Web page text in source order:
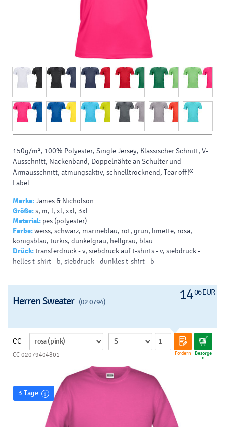
150g/m², 100% Polyester, Single Jersey, Klassischer Schnitt, V-
Ausschnitt, Nackenband, Doppelnähte an Schulter und
Armausschnitt, atmungsaktiv, schnelltrocknend, Tear off!® -
Label
Marke:James & Nicholson
Größe:s, m, l, xl, xxl, 3xl
Material: pes (polyester)
Farbe:weiss, schwarz, marineblau, rot, grün, limette, rosa,
königsblau, türkis, dunkelgrau, hellgrau, blau
Drück:transferdruck - v, siebdruck auf t-shirts - v, siebdruck -
helles t-shirt - b, siebdruck - dunkles t-shirt - b
1406 EUR
Herren Sweater (02.0794)
CC
Fordern Besorge
n
CC 02079404801
3 Tage